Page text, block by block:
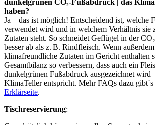
haben?
Ja – das ist möglich! Entscheidend ist, welche
verwendet wird und in welchem Verhältnis sie
Zutaten steht. So schneidet Geflügel in der
besser ab als z. B. Rindfleisch. Wenn
klimafreundliche Zutaten im Gericht enthalten
Gesamtbilanz so verbessern, dass auch ein
dunkelgrünen Fußabdruck ausgezeichnet wird
KlimaTeller entspricht. Mehr FAQs dazu gibt´s
Erklärseite.
Tischreservierung: